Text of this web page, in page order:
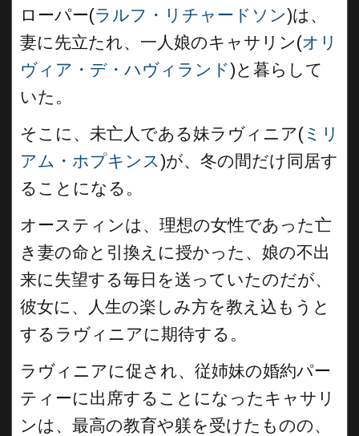
ローパー(ラルフ・リチャードソン)は、
妻に先立たれ、一人娘のキャサリン(オリ
ヴィア・デ・ハヴィランド)と暮らして
いた。
そこに、未亡人である妹ラヴィニア( ミリ
アム・ホプキンス)が、冬の間だけ同居す
ることになる。
オースティンは、理想の女性であった亡
き妻の命と引換えに授かった、娘の不出
来に失望する毎日を送っていたのだが、
彼女に、人生の楽しみ方を教え込もうと
するラヴィニアに期待する。
ラヴィニアに促され、従姉妹の婚約パー
ティーに出席することになったキャサリ
ンは、最高の教育や躾を受けたものの、